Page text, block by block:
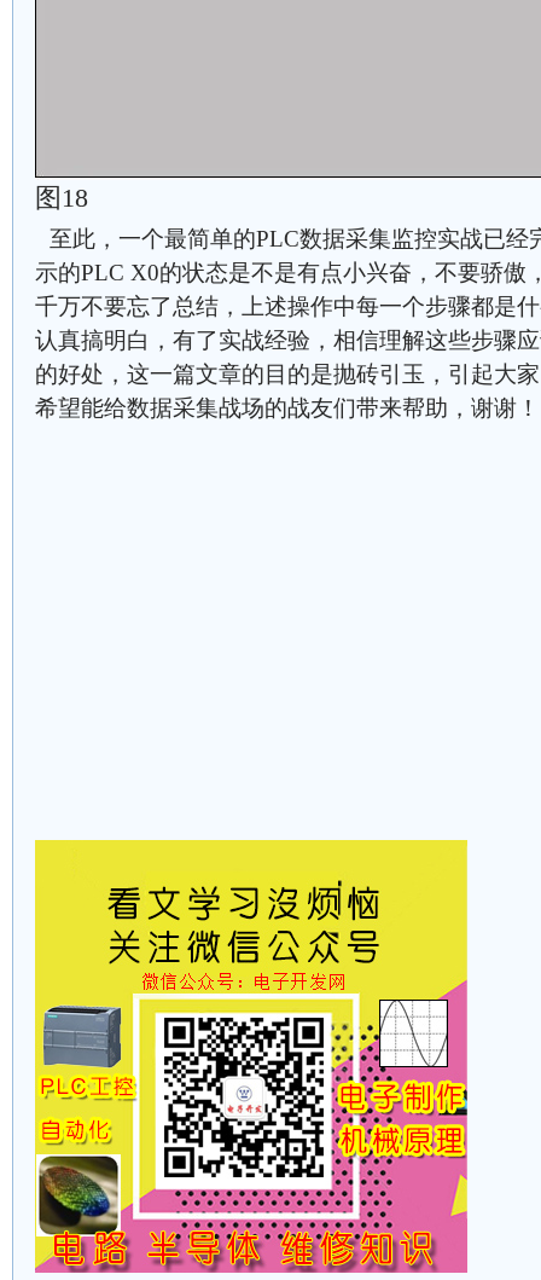
图18
至此，一个最简单的PLC数据采集监控实战已经
示的PLC X0的状态是不是有点小兴奋，不要骄傲
千万不要忘了总结，上述操作中每一个步骤都是
认真搞明白，有了实战经验，相信理解这些步骤
的好处，这一篇文章的目的是抛砖引玉，引起大
希望能给数据采集战场的战友们带来帮助，谢谢！